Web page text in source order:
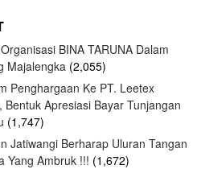
BINA TARUNA Dalam
Majalengka (2,055)
Penghargaan Ke PT. Leetex
Apresiasi Bayar Tunjangan
(1,747)
Jatiwangi Berharap Uluran Tangan
Yang Ambruk !!! (1,672)